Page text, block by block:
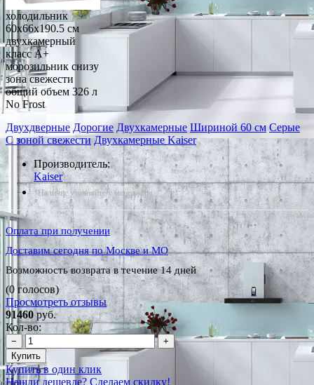
холодильник
60x66x190.5 см
двухкамерный
класс A+
морозильник снизу
зона свежести
общий объем 326 л
No Frost
Двухдверные Дорогие Двухкамерные Шириной 60 см Серые
С зоной свежести Двухкамерные Kaiser
Производитель:
Kaiser
*Наличие уточняйте у менеджера
Оплата при получении
Доставим сегодня по Москве и МО
Возможность возврата в течение 14 дней
(0 голосов)
Просмотреть отзывы
91460руб.
Кол-во:
−
+
Купить
Купить в один клик
Нашли дешевле? Сделаем скидку!